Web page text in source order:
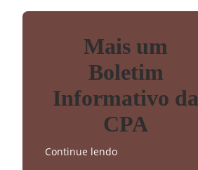
Mais um
Boletim
Informativo da
CPA
Continue lendo